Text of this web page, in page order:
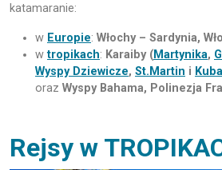
katamaranie:
w Europie: Włochy – Sardynia,
wtropikach: Karaiby (Martynika,
Wyspy Dziewicze, St.Martin i Kuba
oraz Wyspy Bahama, Polinezja
Rejsy w